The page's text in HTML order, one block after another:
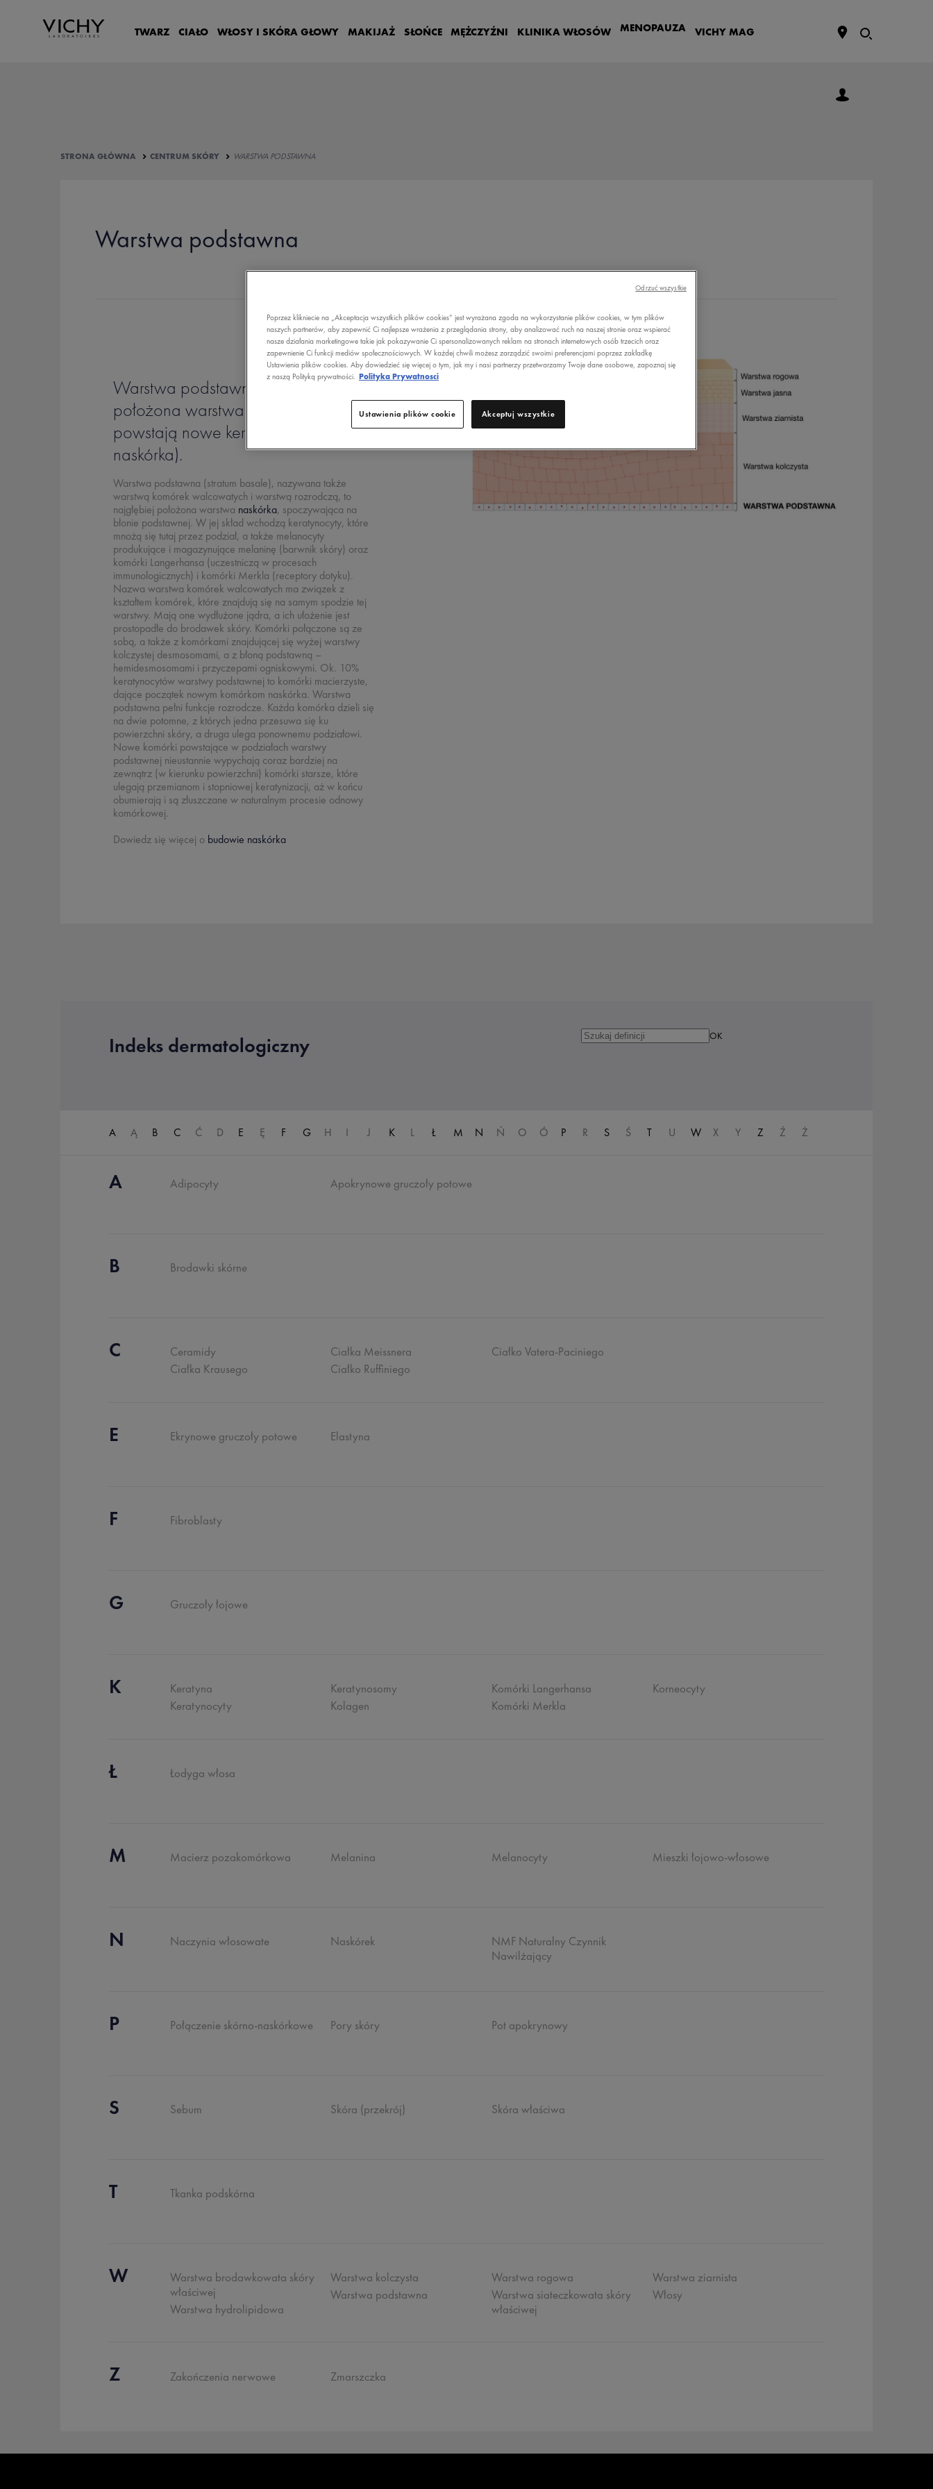
TWARZ CIAŁO WŁOSY I SKÓRA GŁOWY MAKIJAŻ SŁOŃCE MĘŻCZYŹNI KLINIKA WŁOSÓW MENOPAUZA VICHYMAG
STRONA GŁÓWNA CENTRUM SKÓRY WARSTWA PODSTAWNA
Warstwa podstawna
Warstwa podstawna to najgłębiej
położona warstwa naskórka, w której
powstają nowe keratynocyty (komórki
naskórka).
Warstwa podstawna (stratum basale), nazywana także
warstwą komórek walcowatych i warstwą rozrodczą, to
najgłębiej położona warstwa naskórka, spoczywająca na
błonie podstawnej. W jej skład wchodzą keratynocyty, które
mnożą się tutaj przez podział, a także melanocyty
produkujące i magazynujące melaninę (barwnik skóry) oraz
komórki Langerhansa (uczestniczą w procesach
immunologicznych) i komórki Merkla (receptory dotyku).
Nazwa warstwa komórek walcowatych ma związek z
kształtem komórek, które znajdują się na samym spodzie tej
warstwy. Mają one wydłużone jądra, a ich ułożenie jest
prostopadłe do brodawek skóry. Komórki połączone są ze
sobą, a także z komórkami znajdującej się wyżej warstwy
kolczystej desmosomami, a z błoną podstawną –
hemidesmosomami i przyczepami ogniskowymi. Ok. 10%
keratynocytów warstwy podstawnej to komórki macierzyste,
dające początek nowym komórkom naskórka. Warstwa
podstawna pełni funkcje rozrodcze. Każda komórka dzieli się
na dwie potomne, z których jedna przesuwa się ku
powierzchni skóry, a druga ulega ponownemu podziałowi.
Nowe komórki powstające w podziałach warstwy
podstawnej nieustannie wypychają coraz bardziej na
zewnątrz (w kierunku powierzchni) komórki starsze, które
ulegają przemianom i stopniowej keratynizacji, aż w końcu
obumierają i są złuszczane w naturalnym procesie odnowy
komórkowej.
Dowiedz się więcej o budowie naskórka
Indeks dermatologiczny
A Ą B C Ć D E Ę F G H I J K L Ł M N Ń O Ó P R S Ś T U W X Y Z Ź Ż
A Adipocyty Apokrynowe gruczoły potowe
B Brodawki skórne
C
Ceramidy
Ciałka Krausego
Ciałka Meissnera
Ciałko Ruffiniego
Ciałko Vatera-Paciniego
E Ekrynowe gruczoły potowe Elastyna
F Fibroblasty
G Gruczoły łojowe
K
Keratyna
Keratynocyty
Keratynosomy
Kolagen
Komórki Langerhansa
Komórki Merkla
Korneocyty
Ł Łodyga włosa
M Macierz pozakomórkowa Melanina Melanocyty Mieszki łojowo-włosowe
N Naczynia włosowate Naskórek
NMF Naturalny Czynnik
Nawilżający
P Połączenie skórno-naskórkowe Pory skóry Pot apokrynowy
S Sebum Skóra (przekrój) Skóra właściwa
T Tkanka podskórna
W
Warstwa brodawkowata skóry
właściwej
Warstwa hydrolipidowa
Warstwa kolczysta
Warstwa podstawna
Warstwa rogowa
Warstwa siateczkowata skóry
właściwej
Warstwa ziarnista
Włosy
Z Zakończenia nerwowe Zmarszczka
Poprzez klikniecie na „Akceptacja wszystkich plików cookies” jest wyrażana zgoda na wykorzystanie plików cookies, w tym plików
naszych partnerów, aby zapewnić Ci najlepsze wrażenia z przeglądania strony, aby analizować ruch na naszej stronie oraz wspierać
nasze działania marketingowe takie jak pokazywanie Ci spersonalizowanych reklam na stronach internetowych osób trzecich oraz
zapewnienie Ci funkcji mediów społecznościowych. W każdej chwili możesz zarządzić swoimi preferencjami poprzez zakładkę
Ustawienia plików cookies. Aby dowiedzieć się więcej o tym, jak my i nasi partnerzy przetwarzamy Twoje dane osobowe, zapoznaj się
z naszą Polityką prywatności. Polityka Prywatnosci
Ustawienia plików cookie Akceptuj wszystkie
Odrzuć wszystkie